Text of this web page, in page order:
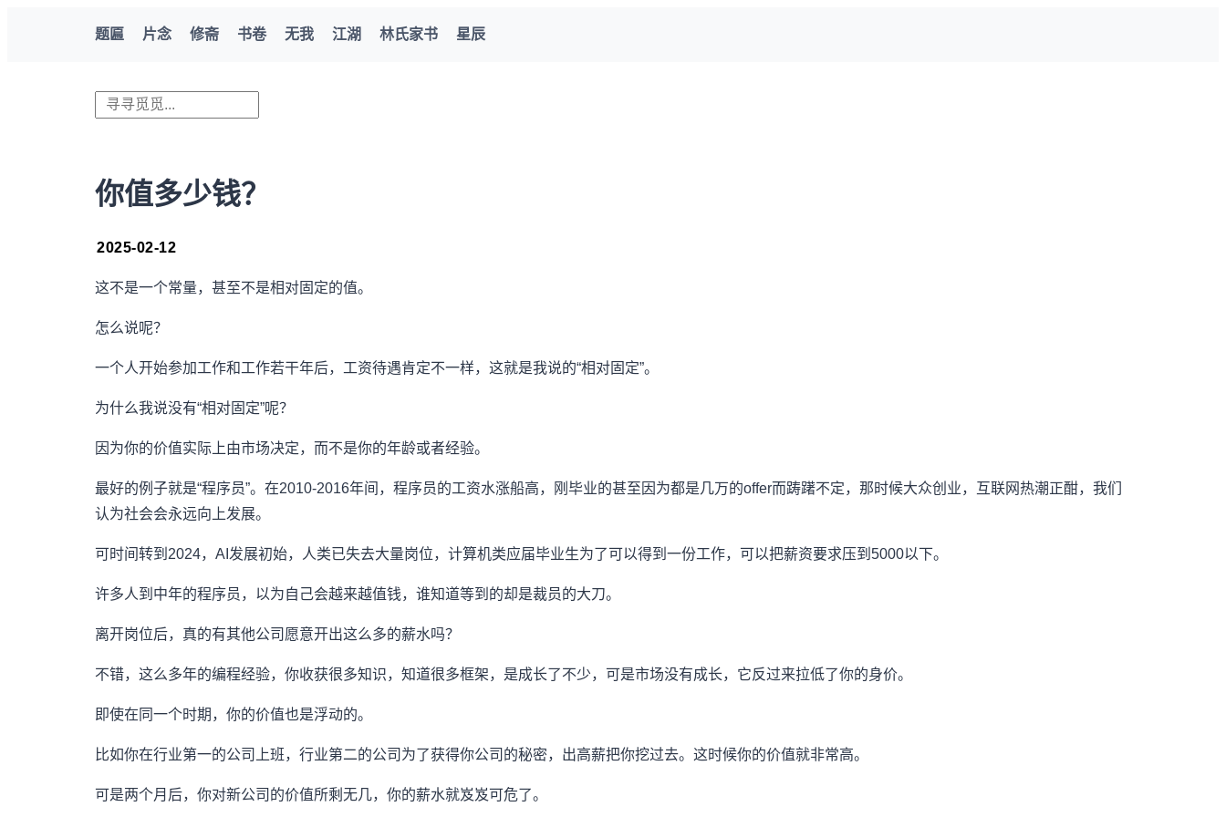
题匾 片念 修斋 书卷 无我 江湖 林氏家书 星辰
你值多少钱？
2025-02-12
这不是一个常量，甚至不是相对固定的值。
怎么说呢？
一个人开始参加工作和工作若干年后，工资待遇肯定不一样，这就是我说的“相对固定”。
为什么我说没有“相对固定”呢？
因为你的价值实际上由市场决定，而不是你的年龄或者经验。
最好的例子就是“程序员”。在2010-2016年间，程序员的工资水涨船高，刚毕业的甚至因为都是几万的offer而踌躇不定，那时候大众创业，互联网热潮正酣，我们
认为社会会永远向上发展。
可时间转到2024，AI发展初始，人类已失去大量岗位，计算机类应届毕业生为了可以得到一份工作，可以把薪资要求压到5000以下。
许多人到中年的程序员，以为自己会越来越值钱，谁知道等到的却是裁员的大刀。
离开岗位后，真的有其他公司愿意开出这么多的薪水吗？
不错，这么多年的编程经验，你收获很多知识，知道很多框架，是成长了不少，可是市场没有成长，它反过来拉低了你的身价。
即使在同一个时期，你的价值也是浮动的。
比如你在行业第一的公司上班，行业第二的公司为了获得你公司的秘密，出高薪把你挖过去。这时候你的价值就非常高。
可是两个月后，你对新公司的价值所剩无几，你的薪水就岌岌可危了。